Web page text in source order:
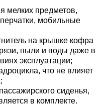
мелких предметов,
мобильные
на крышке кофра
пыли и воды даже в
эксплуатации;
что не влияет
сиденья,
в комплекте.